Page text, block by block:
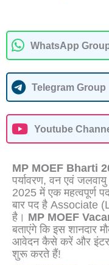
WhatsApp
Telegram Group
Youtube
MP MOEF Bharti
पर्यावरण, वन एवं
2025 में एक महत्वपूर्ण
बार पद है Associate
है। MP MOEF
बताएंगे कि इस शानदार
आवेदन कैसे करें और
शुरू करते हैं!